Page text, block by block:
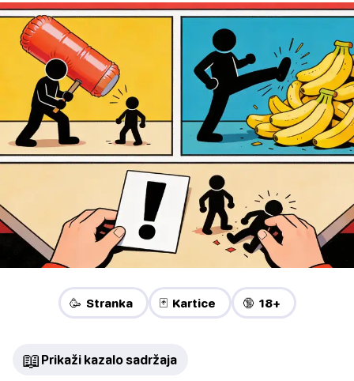
🥳 Stranka 🃏 Kartice 🔞 18+
📖 Prikaži kazalo sadržaja